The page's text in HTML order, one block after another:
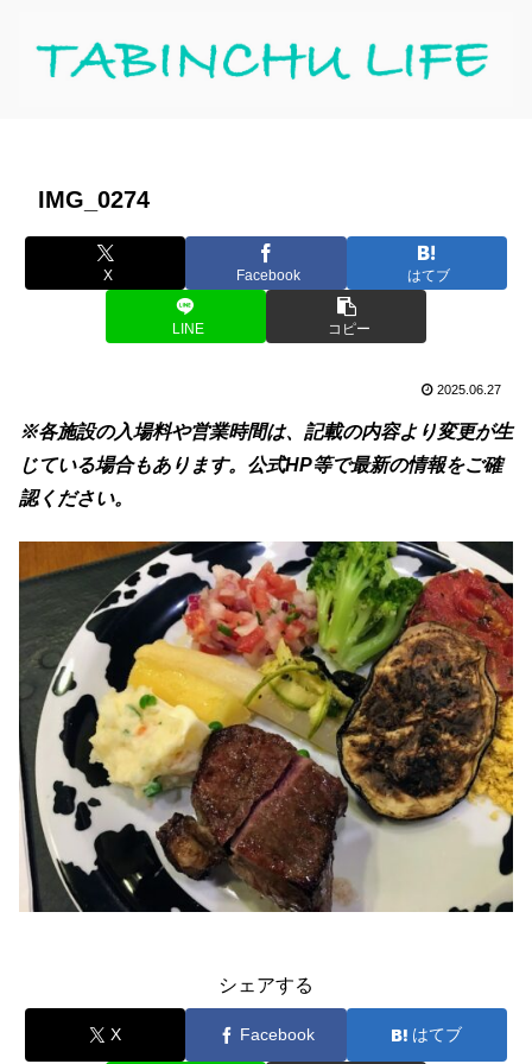
IMG_0274
X Facebook はてブ
LINE コピー
2025.06.27
※各施設の入場料や営業時間は、記載の内容より変更が生
じている場合もあります。公式HP等で最新の情報をご確
認ください。
シェアする
X Facebook はてブ